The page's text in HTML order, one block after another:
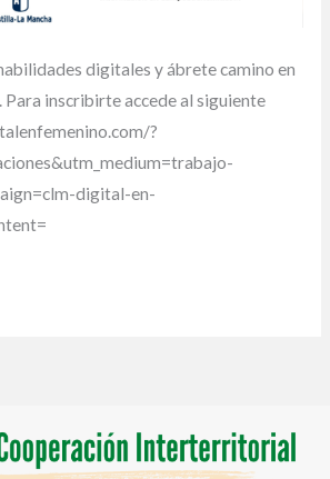
digitales y ábrete camino en
inscribirte accede al siguiente
?
digital-en-